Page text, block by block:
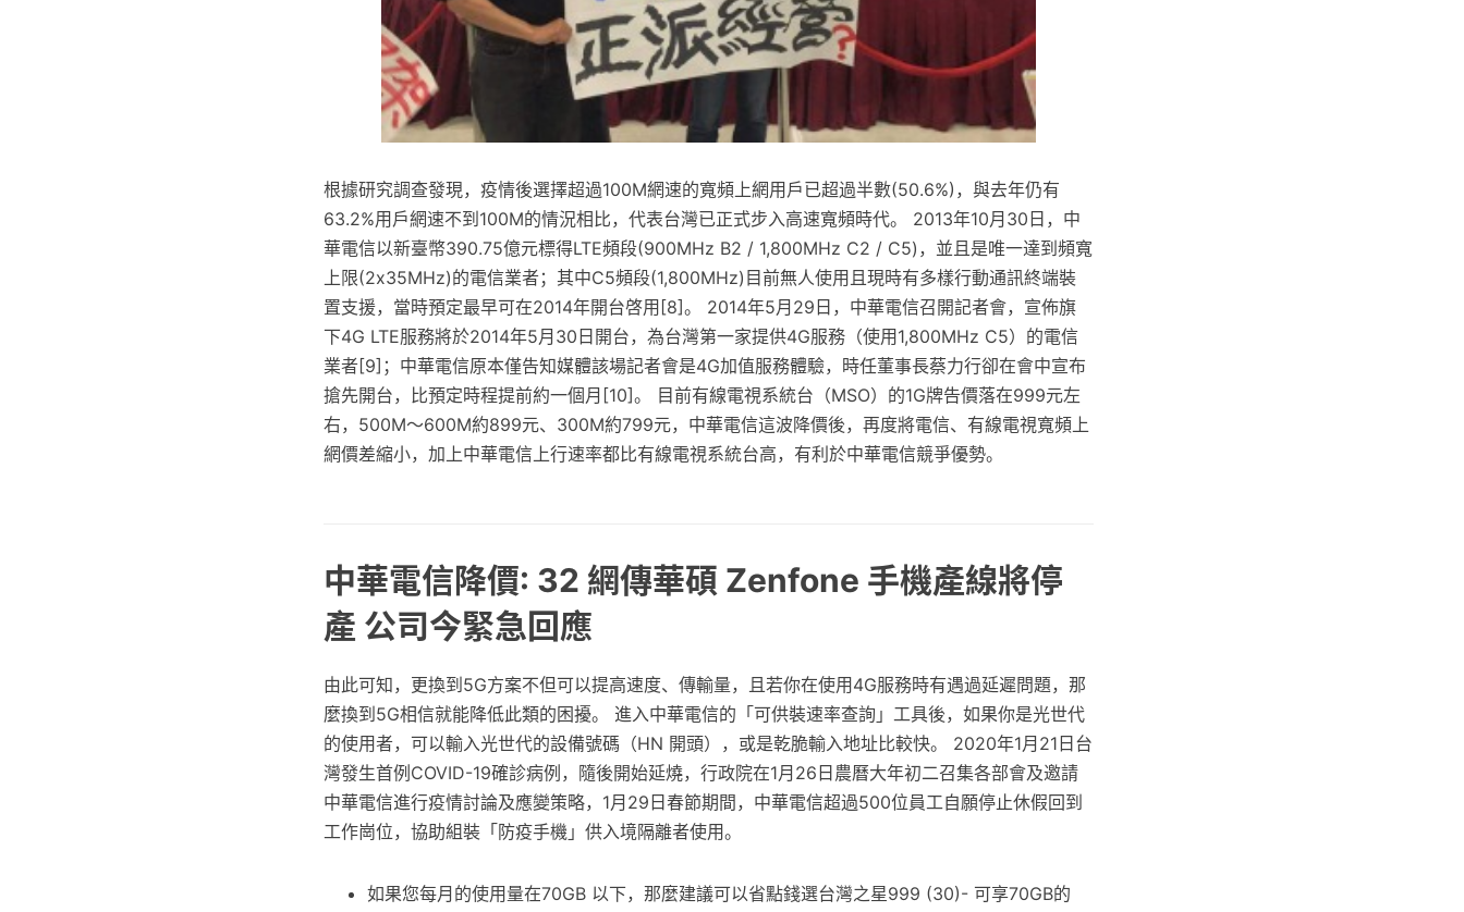
根據研究調查發現，疫情後選擇超過100M網速的寬頻上網用戶已超過半數(50.6%)，與去年仍有
63.2%用戶網速不到100M的情況相比，代表台灣已正式步入高速寬頻時代。 2013年10月30日，中
華電信以新臺幣390.75億元標得LTE頻段(900MHz B2 / 1,800MHz C2 / C5)，並且是唯一達到頻寬
上限(2x35MHz)的電信業者；其中C5頻段(1,800MHz)目前無人使用且現時有多樣行動通訊終端裝
置支援，當時預定最早可在2014年開台啓用[8]。 2014年5月29日，中華電信召開記者會，宣佈旗
下4G LTE服務將於2014年5月30日開台，為台灣第一家提供4G服務（使用1,800MHz C5）的電信
業者[9]；中華電信原本僅告知媒體該場記者會是4G加值服務體驗，時任董事長蔡力行卻在會中宣布
搶先開台，比預定時程提前約一個月[10]。 目前有線電視系統台（MSO）的1G牌告價落在999元左
右，500M～600M約899元、300M約799元，中華電信這波降價後，再度將電信、有線電視寬頻上
網價差縮小，加上中華電信上行速率都比有線電視系統台高，有利於中華電信競爭優勢。
中華電信降價: 32 網傳華碩 Zenfone 手機產線將停
產 公司今緊急回應
由此可知，更換到5G方案不但可以提高速度、傳輸量，且若你在使用4G服務時有遇過延遲問題，那
麼換到5G相信就能降低此類的困擾。 進入中華電信的「可供裝速率查詢」工具後，如果你是光世代
的使用者，可以輸入光世代的設備號碼（HN 開頭），或是乾脆輸入地址比較快。 2020年1月21日台
灣發生首例COVID-19確診病例，隨後開始延燒，行政院在1月26日農曆大年初二召集各部會及邀請
中華電信進行疫情討論及應變策略，1月29日春節期間，中華電信超過500位員工自願停止休假回到
工作崗位，協助組裝「防疫手機」供入境隔離者使用。
如果您每月的使用量在70GB 以下，那麼建議可以省點錢選台灣之星999 (30)- 可享70GB的